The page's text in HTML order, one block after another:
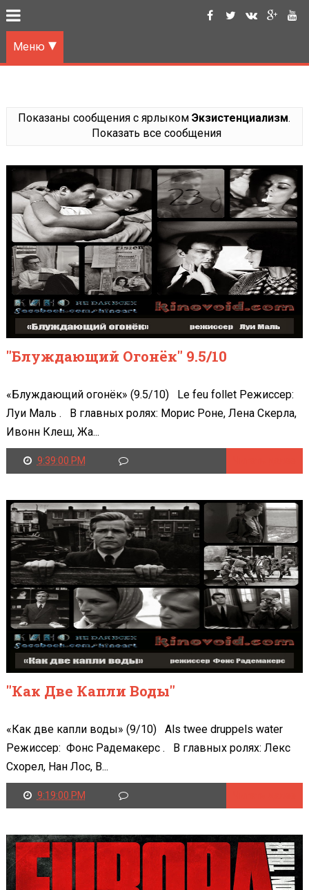
Меню
Показаны сообщения с ярлыкомЭкзистенциализм.
Показать все сообщения
"Блуждающий Огонёк" 9.5/10
«Блуждающий огонёк» (9.5/10) Le feu follet Режиссер:
Луи Маль . В главных ролях: Морис Роне, Лена Скерла,
Ивонн Клеш, Жа...
9:39:00 PM
"Как Две Капли Воды"
«Как две капли воды» (9/10) Als twee druppels water
Режиссер: Фонс Радемакерс . В главных ролях: Лекс
Схорел, Нан Лос, В...
9:19:00 PM